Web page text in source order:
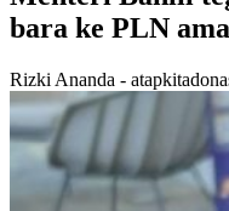
bara ke PLN
Rizki Ananda -